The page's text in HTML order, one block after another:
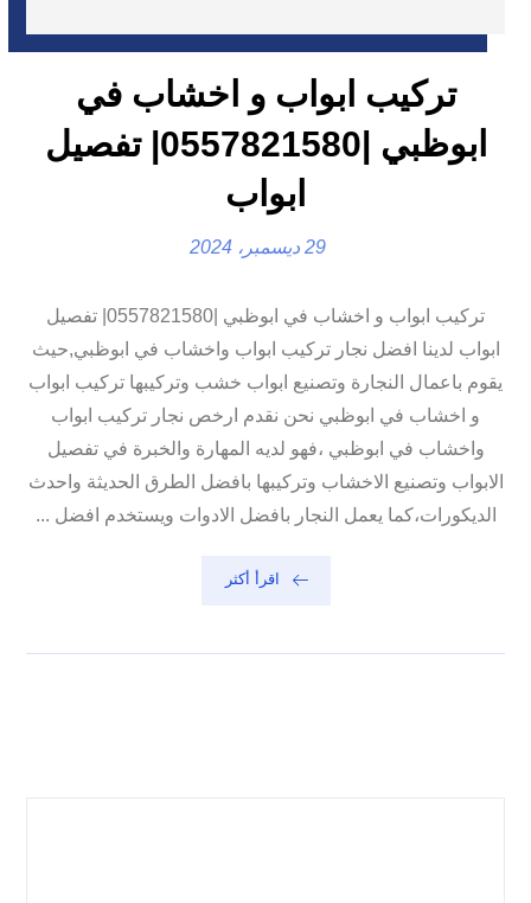
تركيب ابواب و اخشاب في
ابوظبي |0557821580| تفصيل
ابواب
29 ديسمبر، 2024
تركيب ابواب و اخشاب في ابوظبي |0557821580| تفصيل
ابواب لدينا افضل نجار تركيب ابواب واخشاب في ابوظبي,حيث
يقوم باعمال النجارة وتصنيع ابواب خشب وتركيبها تركيب ابواب
و اخشاب في ابوظبي نحن نقدم ارخص نجار تركيب ابواب
واخشاب في ابوظبي ،فهو لديه المهارة والخبرة في تفصيل
الابواب وتصنيع الاخشاب وتركيبها بافضل الطرق الحديثة واحدث
الديكورات،كما يعمل النجار بافضل الادوات ويستخدم افضل ...
اقرأ أكثر